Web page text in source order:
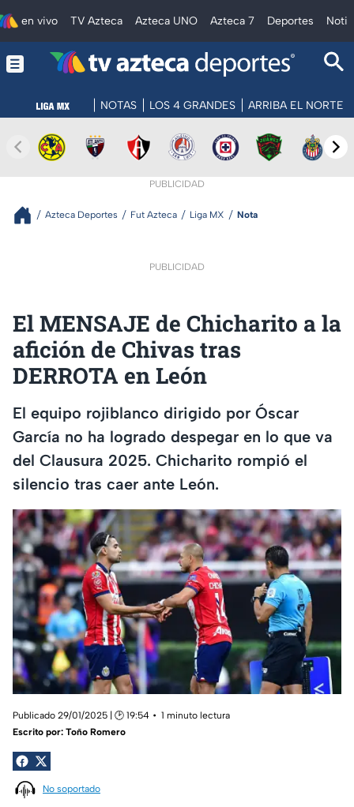
en vivo TV Azteca Azteca UNO Azteca 7 Deportes
NOTAS LOS 4 GRANDES ARRIBA EL NORTE
PUBLICIDAD
Azteca Deportes Fut Azteca Liga MX Nota
PUBLICIDAD
El MENSAJE de Chicharito a la
afición de Chivas tras
DERROTA en León
El equipo rojiblanco dirigido por Óscar
García no ha logrado despegar en lo que va
del Clausura 2025. Chicharito rompió el
silencio tras caer ante León.
Publicado 29/01/2025 | 🕑 19:54
1 minuto lectura
Escrito por: Toño Romero
No soportado